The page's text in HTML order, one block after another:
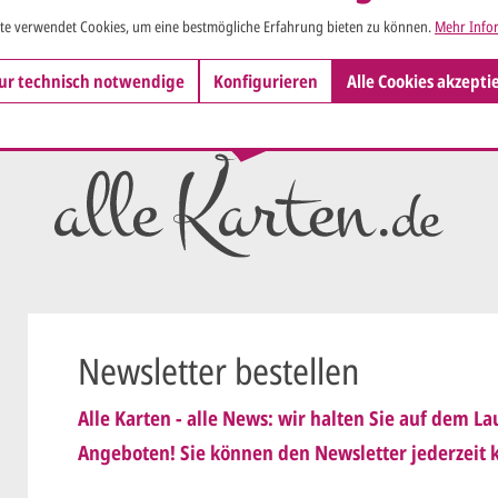
Wir
ersten
Sie
E-Mail)
Sie
Newsletter bestellen
Alle Karten - alle News: wir halten Sie auf dem
Angeboten! Sie können den Newsletter jederzeit
verwendet Cookies, um eine bestmögliche Erfahrung bieten zu können. Mehr
technisch notwendige Konfigurieren Alle Cookies